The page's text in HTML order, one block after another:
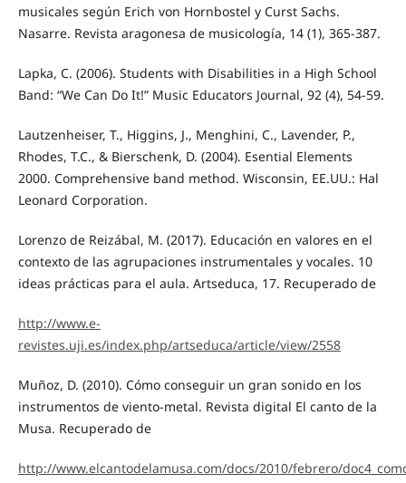
musicales según Erich von Hornbostel y Curst Sachs.
Nasarre. Revista aragonesa de musicología, 14 (1), 365-387.
Lapka, C. (2006). Students with Disabilities in a High School
Band: “We Can Do It!” Music Educators Journal, 92 (4), 54-59.
Lautzenheiser, T., Higgins, J., Menghini, C., Lavender, P.,
Rhodes, T.C., & Bierschenk, D. (2004). Esential Elements
2000. Comprehensive band method. Wisconsin, EE.UU.: Hal
Leonard Corporation.
Lorenzo de Reizábal, M. (2017). Educación en valores en el
contexto de las agrupaciones instrumentales y vocales. 10
ideas prácticas para el aula. Artseduca, 17. Recuperado de
http://www.e-
revistes.uji.es/index.php/artseduca/article/view/2558
Muñoz, D. (2010). Cómo conseguir un gran sonido en los
instrumentos de viento-metal. Revista digital El canto de la
Musa. Recuperado de
http://www.elcantodelamusa.com/docs/2010/febrero/